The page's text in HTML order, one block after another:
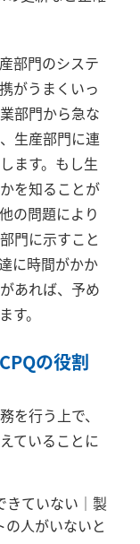
部門のシステ
がうまくいっ
部門から急な
生産部門に連
ます。もし生
を知ることが
の問題により
門に示すこと
に時間がかか
あれば、予め
。
CPQの役割
を行う上で、
ていることに
きていない｜製
人がいないと